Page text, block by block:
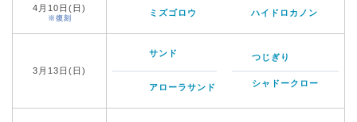
4月10日(日)
※復刻
ミズゴロウ ハイドロカノン
3月13日(日)
サンド
アローラサンド
つじぎり
シャドークロー